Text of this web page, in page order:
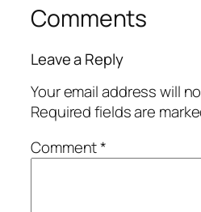
Comments
Leave a Reply
Your email address will
Required fields are
Comment*